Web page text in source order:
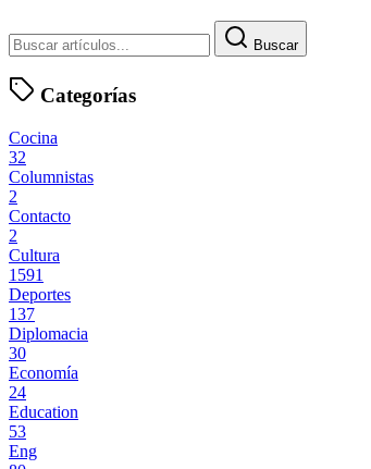
Buscar
Categorías
Cocina
32
Columnistas
2
Contacto
2
Cultura
1591
Deportes
137
Diplomacia
30
Economía
24
Education
53
Eng